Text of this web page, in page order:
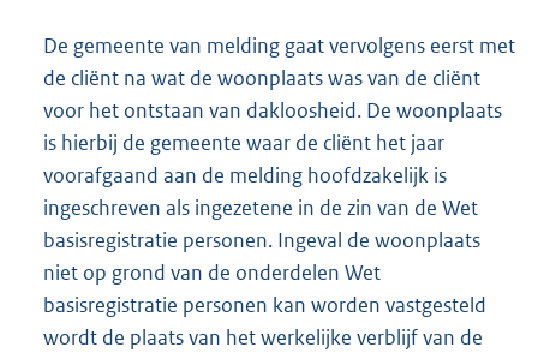
De gemeente van melding gaat vervolgens eerst met
de cliënt na wat de woonplaats was van de cliënt
voor het ontstaan van dakloosheid. De woonplaats
is hierbij de gemeente waar de cliënt het jaar
voorafgaand aan de melding hoofdzakelijk is
ingeschreven als ingezetene in de zin van de Wet
basisregistratie personen. Ingeval de woonplaats
niet op grond van de onderdelen Wet
basisregistratie personen kan worden vastgesteld
wordt de plaats van het werkelijke verblijf van de